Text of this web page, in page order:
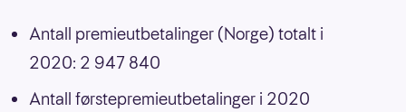
Antall premieutbetalinger (Norge) totalt i
2020: 2 947 840
Antall førstepremieutbetalinger i 2020